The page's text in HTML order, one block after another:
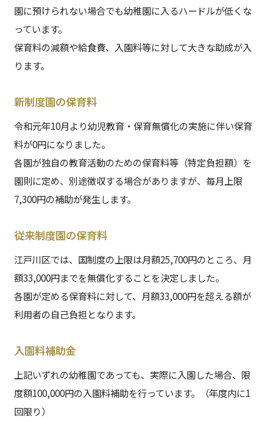
園に預けられない場合でも幼稚園に入るハードルが低くな
っています。
保育料の減額や給食費、入園料等に対して大きな助成が入
ります。
新制度園の保育料
令和元年10月より幼児教育・保育無償化の実施に伴い保育
料が0円になりました。
各園が独自の教育活動のための保育料等（特定負担額）を
園則に定め、別途徴収する場合がありますが、毎月上限
7,300円の補助が発生します。
従来制度園の保育料
江戸川区では、国制度の上限は月額25,700円のところ、月
額33,000円までを無償化することを決定しました。
各園が定める保育料に対して、月額33,000円を超える額が
利用者の自己負担となります。
入園料補助金
上記いずれの幼稚園であっても、実際に入園した場合、限
度額100,000円の入園料補助を行っています。（年度内に1
回限り）